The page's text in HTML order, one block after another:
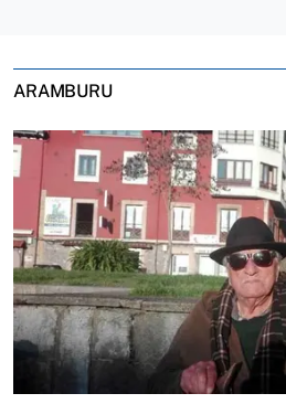
ARAMBURU